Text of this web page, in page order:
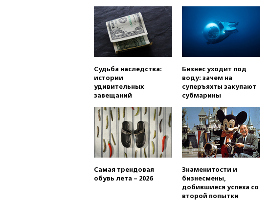
Судьба наследства:
истории
удивительных
завещаний
Бизнес уходит под
воду: зачем на
суперъяхты закупают
субмарины
Самая трендовая
обувь лета – 2026
Знаменитости и
бизнесмены,
добившиеся успеха со
второй попытки